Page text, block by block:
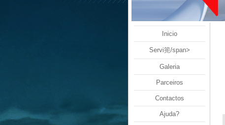
Inicio
Servi篼/span>
Galeria
Parceiros
Contactos
Ajuda?